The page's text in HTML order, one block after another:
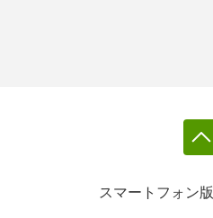
スマートフォン版